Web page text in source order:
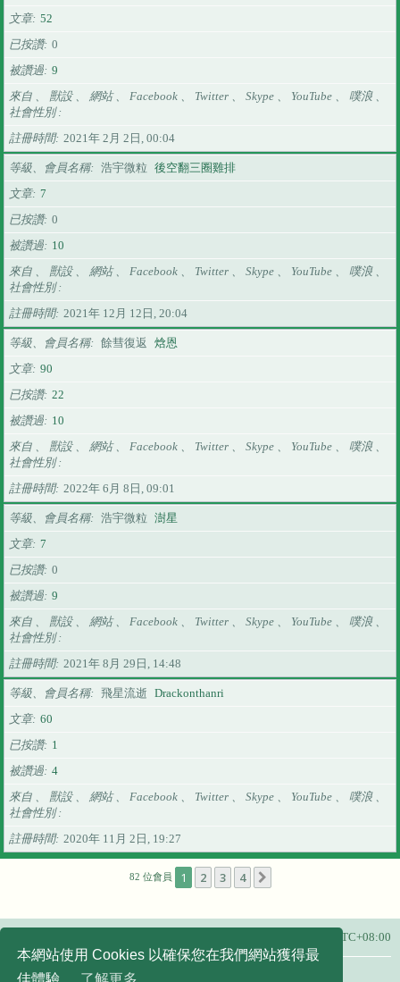
本網站使用 Cookies 以確保您在我們網站獲得最
文章 52
已按讚 0
被讚過 9
來自 、 獸設 、 網站 、 Facebook 、 Twitter 、 Skype 、 YouTube 、 噗浪 、
社會性別
註冊時間
2021年 2月 2日, 00:04
等級、會員名稱 浩宇微粒 後空翻三圈雞排
文章 7
已按讚 0
被讚過
10
來自 、 獸設 、 網站 、 Facebook 、 Twitter 、 Skype 、 YouTube 、 噗浪 、
社會性別
註冊時間
2021年 12月 12日, 20:04
等級、會員名稱 餘彗復返
焓恩
文章 90
已按讚 22
被讚過
10
來自 、 獸設 、 網站 、 Facebook 、 Twitter 、 Skype 、 YouTube 、 噗浪 、
社會性別
註冊時間
2022年 6月 8日, 09:01
等級、會員名稱 浩宇微粒 澍星
文章 7
已按讚 0
被讚過 9
來自 、 獸設 、 網站 、 Facebook 、 Twitter 、 Skype 、 YouTube 、 噗浪 、
社會性別
註冊時間
2021年 8月 29日, 14:48
等級、會員名稱 飛星流逝 Drackonthanri
文章 60
已按讚
1
被讚過 4
來自 、 獸設 、 網站 、 Facebook 、 Twitter 、 Skype 、 YouTube 、 噗浪 、
社會性別
註冊時間
2020年 11月 2日, 19:27
82 位會員 1 2 3 4
UTC+08:00
友站連結：